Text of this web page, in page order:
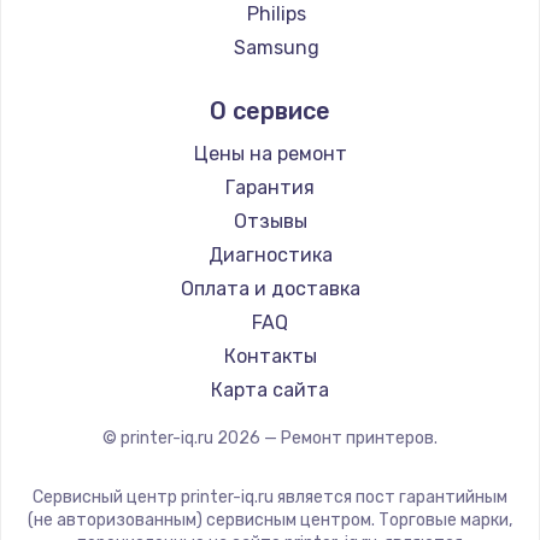
Замена электроконфорки
Техобслуживание
900 руб.
Заказать
Установка / подключение / демонтаж
1300 руб.
Заказать
1400 руб.
Philips
Samsung
Lexmark
Sharp
TSC
Fujitsu
Godex
О сервисе
Цены на ремонт
Гарантия
Отзывы
Диагностика
Оплата и доставка
FAQ
Контакты
Карта сайта
© printer-iq.ru 2026 — Ремонт принтеров.
Сервисный центр printer-iq.ru является пост гарантийным
(не авторизованным) сервисным центром. Торговые марки,